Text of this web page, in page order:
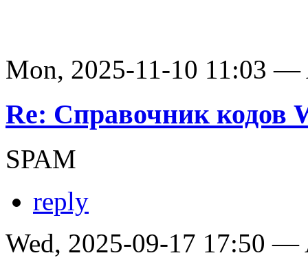
Mon, 2025-11-10 11:03 —
Re: Справочник кодов
SPAM
reply
Wed, 2025-09-17 17:50 —